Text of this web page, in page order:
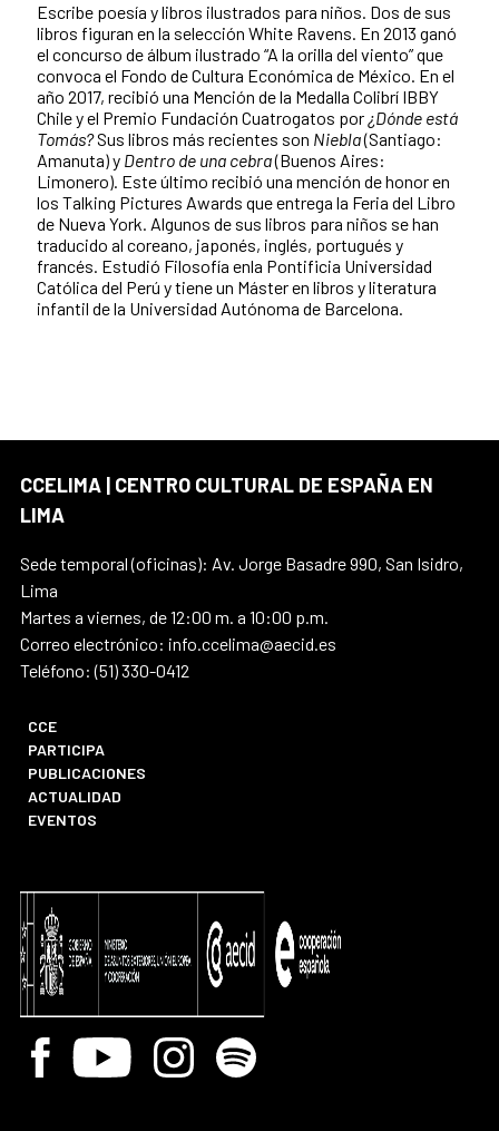
Escribe poesía y libros ilustrados para niños. Dos de sus
libros figuran en la selección White Ravens. En 2013 ganó
el concurso de álbum ilustrado “A la orilla del viento” que
convoca el Fondo de Cultura Económica de México. En el
año 2017, recibió una Mención de la Medalla Colibrí IBBY
Chile y el Premio Fundación Cuatrogatos por ¿Dónde está
Tomás?Sus libros más recientes son Niebla(Santiago:
Amanuta) y Dentro de una cebra(Buenos Aires:
Limonero). Este último recibió una mención de honor en
los Talking Pictures Awards que entrega la Feria del Libro
de Nueva York. Algunos de sus libros para niños se han
traducido al coreano, japonés, inglés, portugués y
francés. Estudió Filosofía enla Pontificia Universidad
Católica del Perú y tiene un Máster en libros y literatura
infantil de la Universidad Autónoma de Barcelona.
CCELIMA | CENTRO CULTURAL DE ESPAÑA EN
LIMA
Sede temporal (oficinas): Av. Jorge Basadre 990, San Isidro,
Lima
Martes a viernes, de 12:00 m. a 10:00 p.m.
Correo electrónico: info.ccelima@aecid.es
Teléfono: (51) 330-0412
CCE
PARTICIPA
PUBLICACIONES
ACTUALIDAD
EVENTOS
Facebook
Youtube InstagramSpotify